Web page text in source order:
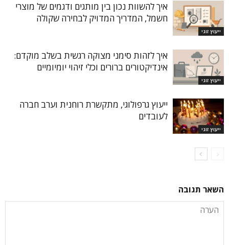
ייעוץ זוגי
איך להשוות נכון בין מותגים ודגמים של מוצרי
חשמל, המדריך המדויק לבחירה שקולה
ייעוץ זוגי
איך לזהות סימני מצוקה רגשית בשלב מוקדם:
אינדיקטורים ברורים וכלי זיהוי יומיומיים
ייעוץ זוגי
ייעוץ גרפולוגי, מתקשרת רוחנית וערב חברה
לעובדים
השאר תגובה